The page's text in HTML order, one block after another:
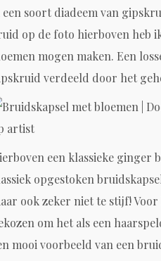
soort diadeem van
op de foto hierboven heb
mogen maken. Een
verdeeld door het
een klassieke ginger
opgestoken
ook zeker niet te stijf!
om het als een
mooi voorbeeld van een